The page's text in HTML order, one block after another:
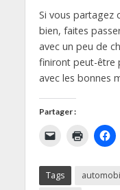
Si vous partagez
bien, faites
avec un peu de
finiront peut-être
avec les bonnes
Partager :
u
e
r
e
C
l
u
e
Tags